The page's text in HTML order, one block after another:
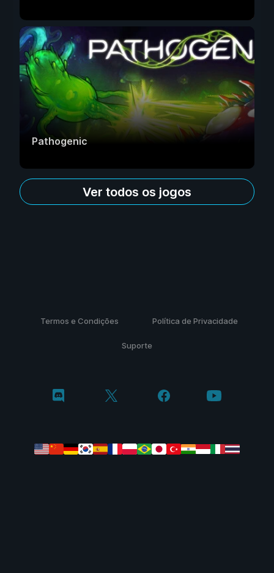
Pathogenic
Ver todos os jogos
Termos e Condições Política de Privacidade
Suporte